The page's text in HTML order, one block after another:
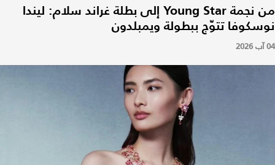
من نجمة Young Star إلى بطلة غراند سلام: ليندا
نوسكوفا تتوّج ببطولة ويمبلدون
04 آب 2026